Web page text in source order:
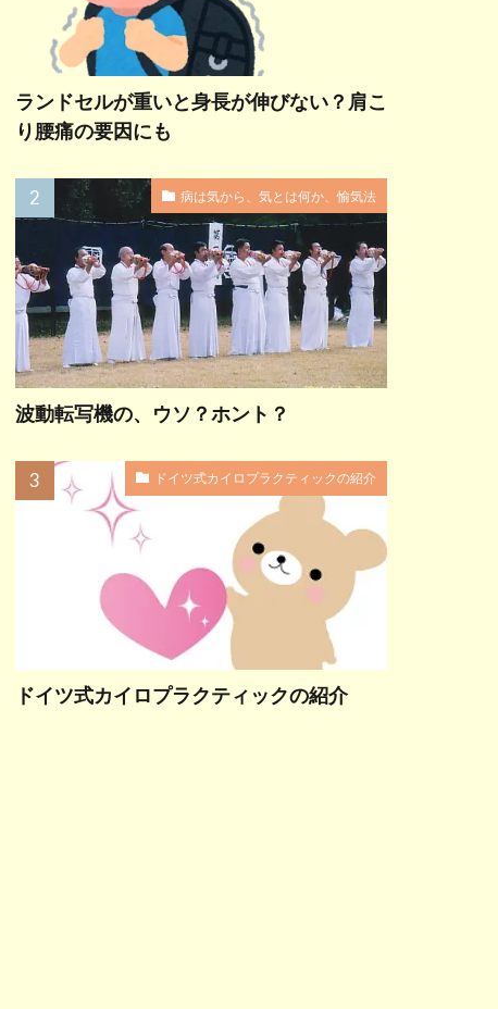
ランドセルが重いと身長が伸びない？肩こ
り腰痛の要因にも
病は気から、気とは何か、愉気法
波動転写機の、ウソ？ホント？
ドイツ式カイロプラクティックの紹介
ドイツ式カイロプラクティックの紹介